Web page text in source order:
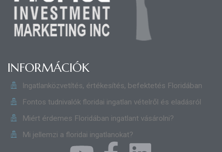
INFORMÁCIÓK
Ingatlanközvetítés, értékesítés, befektetés Floridában
Fontos tudnivalók floridai ingatlan vételről és eladásról
Miért érdemes Floridában ingatlant vásárolni?
Mi jellemzi a floridai ingatlanokat?